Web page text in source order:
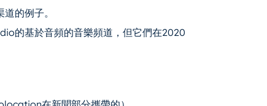
的例子。
的基於音頻的音樂頻道，但它們在2020